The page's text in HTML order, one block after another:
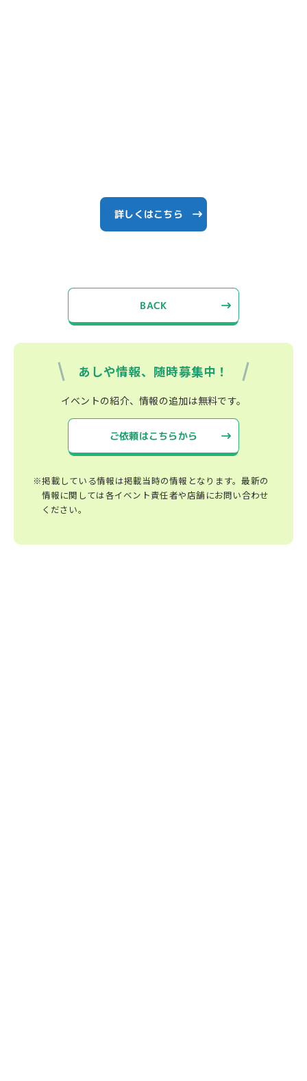
詳しくはこちら
BACK
あしや情報、随時募集中！
イベントの紹介、情報の追加は無料です。
ご依頼はこちらから
※掲載している情報は掲載当時の情報となります。最新の
情報に関しては各イベント責任者や店舗にお問い合わせ
ください。